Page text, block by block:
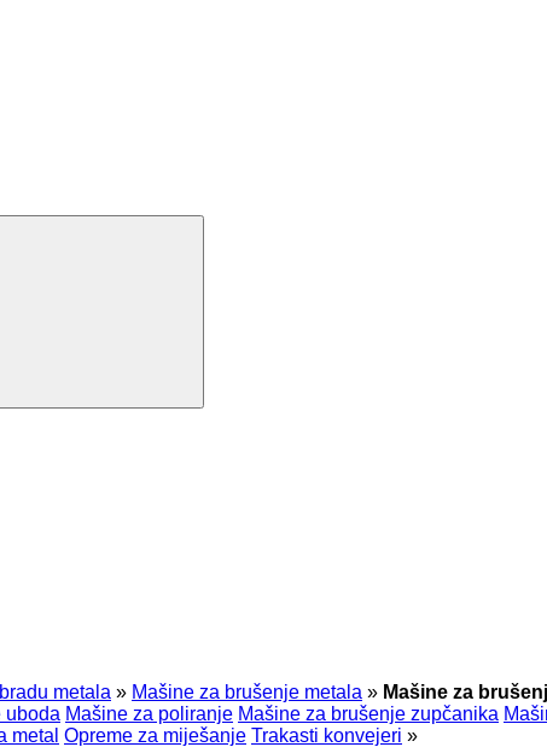
metala » Mašine za brušenje metala » Mašine za
uboda Mašine za poliranje Mašine za brušenje zupčanika
metal Opreme za miješanje Trakasti konvejeri »